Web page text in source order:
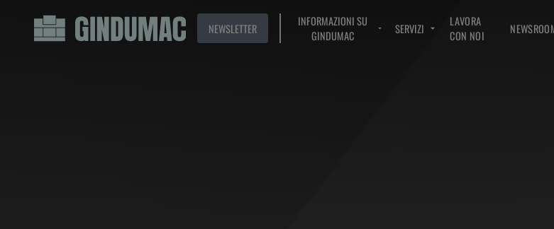
NEWSLETTER
INFORMAZIONI SU
GINDUMAC
SERVIZI
LAVORA
CON NOI